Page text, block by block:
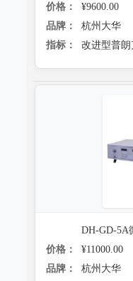
价格：
¥9600.00
品牌：
杭州大华
指标：
改进型普朗
DH-GD-5A
价格：
¥11000.00
品牌：
杭州大华